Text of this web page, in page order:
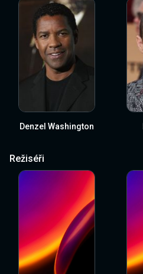
Denzel Washington
Režiséři